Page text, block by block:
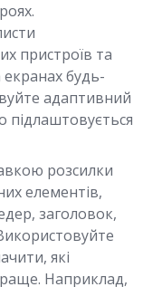
пристроїв та
будь-
адаптивний
підлаштовується
розсилки
елементів,
заголовок,
які
Наприклад,